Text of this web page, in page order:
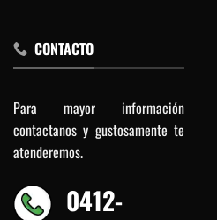
CONTACTO
Para mayor información
contactanos y gustosamente te
atenderemos.
0412-